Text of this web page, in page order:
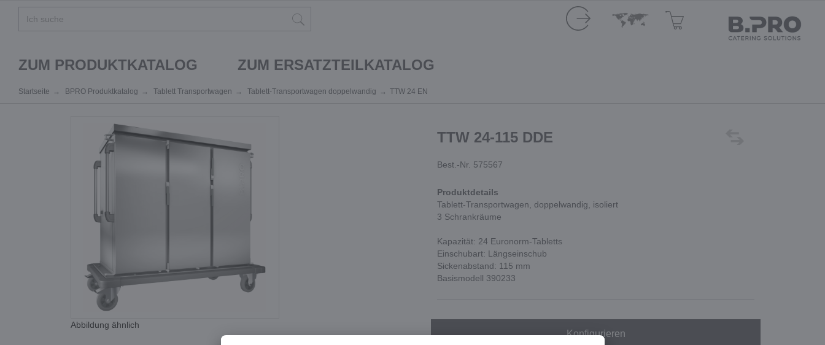
ZUM PRODUKTKATALOG ZUM ERSATZTEILKATALOG
Startseite BPRO Produktkatalog Tablett Transportwagen Tablett-Transportwagen doppelwandig TTW 24 EN
Abbildung ähnlich
TTW 24-115 DDE
Best.-Nr. 575567
Produktdetails
Tablett-Transportwagen, doppelwandig, isoliert
3 Schrankräume
Kapazität: 24 Euronorm-Tabletts
Einschubart: Längseinschub
Sickenabstand: 115 mm
Basismodell 390233
Konfigurieren